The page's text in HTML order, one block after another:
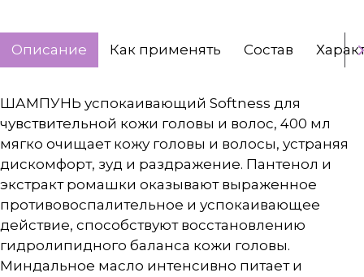
Описание Как применять Состав
ШАМПУНЬ успокаивающий Softness для
чувствительной кожи головы и волос, 400 мл
мягко очищает кожу головы и волосы, устраняя
дискомфорт, зуд и раздражение. Пантенол и
экстракт ромашки оказывают выраженное
противовоспалительное и успокаивающее
действие, способствуют восстановлению
гидролипидного баланса кожи головы.
Миндальное масло интенсивно питает и